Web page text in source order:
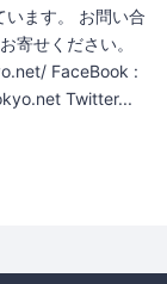
います。 お問い合
寄せください。
FaceBook :
Twitter...